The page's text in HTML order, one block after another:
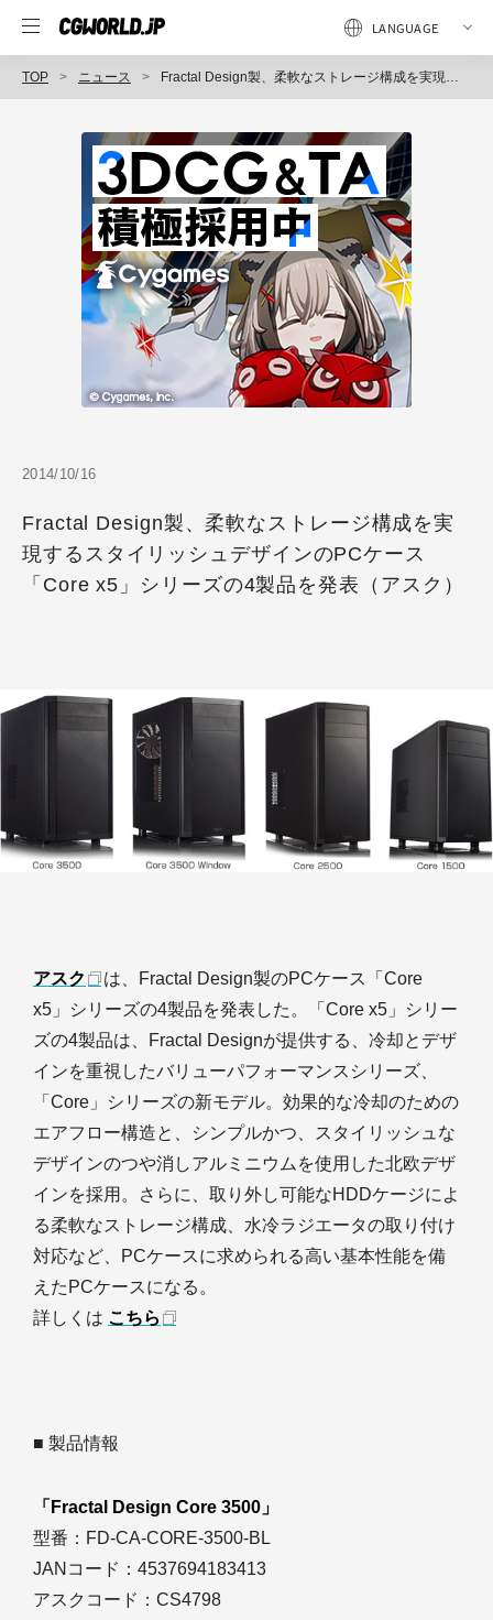
TOP ニュース Fractal Design製、柔軟なストレージ構成を実現するスタイリッシュデザインのPCケース「Core x5」シリーズの4製品を発表（アスク）
2014/10/16
Fractal Design製、柔軟なストレージ構成を実
現するスタイリッシュデザインのPCケース
「Core x5」シリーズの4製品を発表（アスク）
アスク
は、Fractal Design製のPCケース「Core
x5」シリーズの4製品を発表した。「Core x5」シリー
ズの4製品は、Fractal Designが提供する、冷却とデザ
インを重視したバリューパフォーマンスシリーズ、
「Core」シリーズの新モデル。効果的な冷却のための
エアフロー構造と、シンプルかつ、スタイリッシュな
デザインのつや消しアルミニウムを使用した北欧デザ
インを採用。さらに、取り外し可能なHDDケージによ
る柔軟なストレージ構成、水冷ラジエータの取り付け
対応など、PCケースに求められる高い基本性能を備
えたPCケースになる。
詳しくは こちら
■ 製品情報
「Fractal Design Core 3500」
型番：FD-CA-CORE-3500-BL
JANコード：4537694183413
アスクコード：CS4798